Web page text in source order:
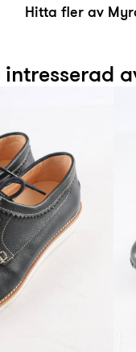
Hitta fler av
intresserad